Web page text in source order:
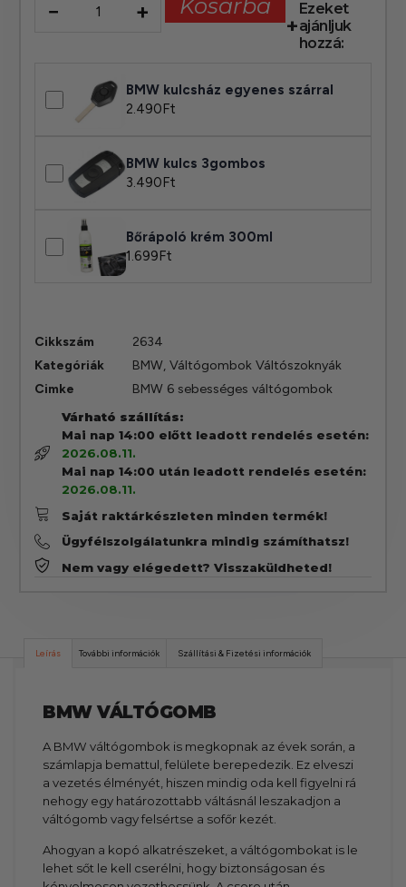
− + Kosárba
Ezeket
ajánljuk
hozzá:
BMW kulcsház egyenes szárral
2.490Ft
BMW kulcs 3gombos
3.490Ft
Bőrápoló krém 300ml
1.699Ft
Cikkszám
2634
Kategóriák
BMW,Váltógombok Váltószoknyák
Cimke
BMW 6 sebességes váltógombok
Várható szállítás:
Mai nap 14:00 előtt leadott rendelés esetén:
2026.08.11.
Mai nap 14:00 után leadott rendelés esetén:
2026.08.11.
Saját raktárkészleten minden termék!
Ügyfélszolgálatunkra mindig számíthatsz!
Nem vagy elégedett? Visszaküldheted!
Leírás További információk Szállítási & Fizetési információk
BMW VÁLTÓGOMB
A BMW váltógombok is megkopnak az évek során, a
számlapja bemattul, felülete berepedezik. Ez elveszi
a vezetés élményét, hiszen mindig oda kell figyelni rá
nehogy egy határozottabb váltásnál leszakadjon a
váltógomb vagy felsértse a sofőr kezét.
Ahogyan a kopó alkatrészeket, a váltógombokat is le
lehet sőt le kell cserélni, hogy biztonságosan és